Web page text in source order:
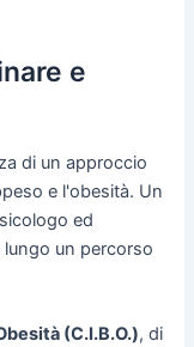
e
di un approccio
e l'obesità. Un
ed
un percorso
(C.I.B.O.), di